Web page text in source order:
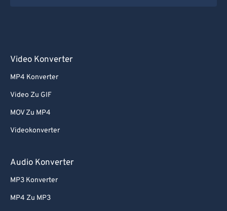
Video Konverter
MP4 Konverter
Video Zu GIF
MOV Zu MP4
Videokonverter
Audio Konverter
MP3 Konverter
MP4 Zu MP3